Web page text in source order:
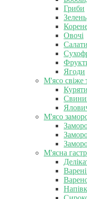
Гриби
Зелень
Овочі
Салати
Ягоди
М'ясо свіже
М'ясо
М'ясна